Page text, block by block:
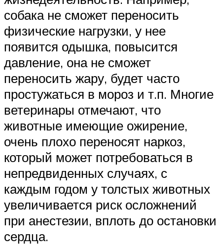
собака не сможет переносить
физические нагрузки, у нее
появится одышка, повысится
давление, она не сможет
переносить жару, будет часто
простужаться в мороз и т.п. Многие
ветеринары отмечают, что
животные имеющие ожирение,
очень плохо переносят наркоз,
который может потребоваться в
непредвиденных случаях, с
каждым годом у толстых животных
увеличивается риск осложнений
при анестезии, вплоть до остановки
сердца.